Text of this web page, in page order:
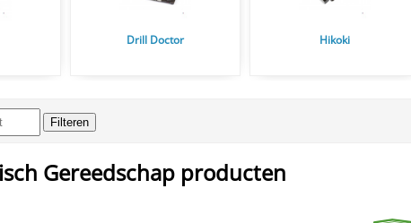
Drill Doctor Hikoki
Gereedschap producten